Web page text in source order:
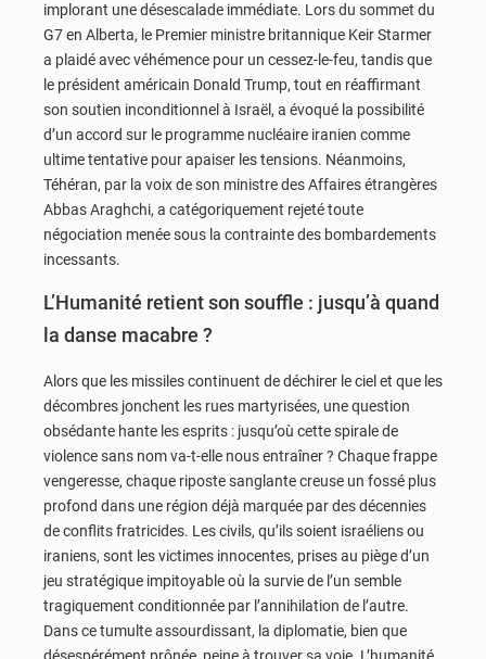
implorant une désescalade immédiate. Lors du sommet du
G7 en Alberta, le Premier ministre britannique Keir Starmer
a plaidé avec véhémence pour un cessez-le-feu, tandis que
le président américain Donald Trump, tout en réaffirmant
son soutien inconditionnel à Israël, a évoqué la possibilité
d’un accord sur le programme nucléaire iranien comme
ultime tentative pour apaiser les tensions. Néanmoins,
Téhéran, par la voix de son ministre des Affaires étrangères
Abbas Araghchi, a catégoriquement rejeté toute
négociation menée sous la contrainte des bombardements
incessants.
L’Humanité retient son souffle : jusqu’à quand
la danse macabre ?
Alors que les missiles continuent de déchirer le ciel et que les
décombres jonchent les rues martyrisées, une question
obsédante hante les esprits : jusqu’où cette spirale de
violence sans nom va-t-elle nous entraîner ? Chaque frappe
vengeresse, chaque riposte sanglante creuse un fossé plus
profond dans une région déjà marquée par des décennies
de conflits fratricides. Les civils, qu’ils soient israéliens ou
iraniens, sont les victimes innocentes, prises au piège d’un
jeu stratégique impitoyable où la survie de l’un semble
tragiquement conditionnée par l’annihilation de l’autre.
Dans ce tumulte assourdissant, la diplomatie, bien que
désespérément prônée, peine à trouver sa voie. L’humanité